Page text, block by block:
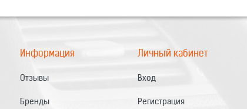
Информация
Отзывы
Бренды
Личный кабинет
Вход
Регистрация